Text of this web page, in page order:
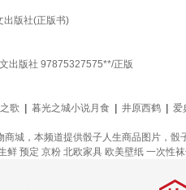
出版社(正版书)
出版社 97875327575**/正版
歌 暮光之城小说月食 井原西鹤 爱
城，本频道提供骰子人生商品图片，
鲜 预定 京粉 北欧家具 欧美壁纸 一次性